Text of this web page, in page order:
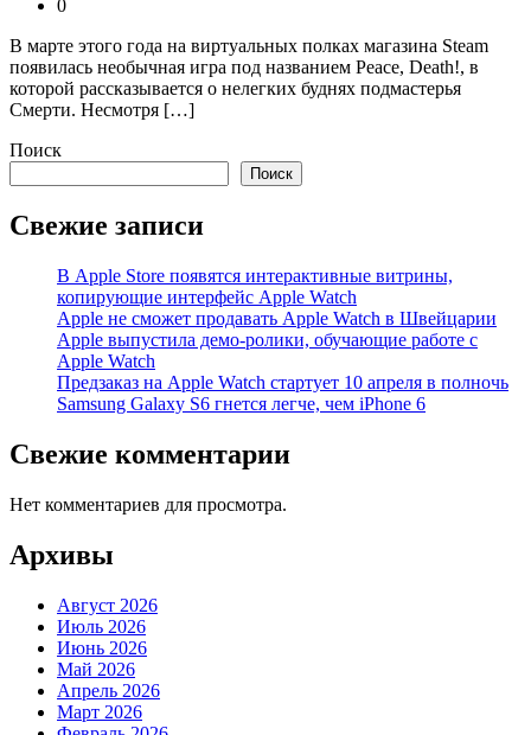
0
В марте этого года на виртуальных полках магазина Steam
появилась необычная игра под названием Peace, Death!, в
которой рассказывается о нелегких буднях подмастерья
Смерти. Несмотря […]
Поиск
Поиск
Свежие записи
В Apple Store появятся интерактивные витрины,
копирующие интерфейс Apple Watch
Apple не сможет продавать Apple Watch в Швейцарии
Apple выпустила демо-ролики, обучающие работе с
Apple Watch
Предзаказ на Apple Watch стартует 10 апреля в полночь
Samsung Galaxy S6 гнется легче, чем iPhone 6
Свежие комментарии
Нет комментариев для просмотра.
Архивы
Август 2026
Июль 2026
Июнь 2026
Май 2026
Апрель 2026
Март 2026